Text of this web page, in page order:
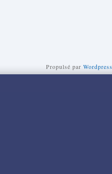
Propulsé par